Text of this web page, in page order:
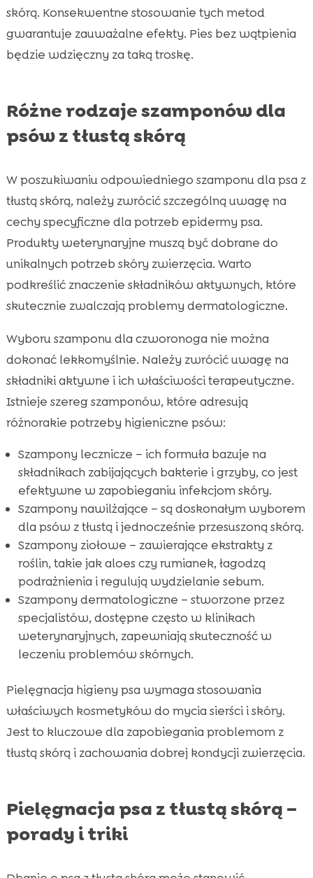
skórą. Konsekwentne stosowanie tych metod
gwarantuje zauważalne efekty. Pies bez wątpienia
będzie wdzięczny za taką troskę.
Różne rodzaje szamponów dla
psów z tłustą skórą
W poszukiwaniu odpowiedniego szamponu dla psa z
tłustą skórą, należy zwrócić szczególną uwagę na
cechy specyficzne dla potrzeb epidermy psa.
Produkty weterynaryjne muszą być dobrane do
unikalnych potrzeb skóry zwierzęcia. Warto
podkreślić znaczenie składników aktywnych, które
skutecznie zwalczają problemy dermatologiczne.
Wyboru szamponu dla czworonoga nie można
dokonać lekkomyślnie. Należy zwrócić uwagę na
składniki aktywne i ich właściwości terapeutyczne.
Istnieje szereg szamponów, które adresują
różnorakie potrzeby higieniczne psów:
Szampony lecznicze – ich formuła bazuje na
składnikach zabijających bakterie i grzyby, co jest
efektywne w zapobieganiu infekcjom skóry.
Szampony nawilżające – są doskonałym wyborem
dla psów z tłustą i jednocześnie przesuszoną skórą.
Szampony ziołowe – zawierające ekstrakty z
roślin, takie jak aloes czy rumianek, łagodzą
podrażnienia i regulują wydzielanie sebum.
Szampony dermatologiczne – stworzone przez
specjalistów, dostępne często w klinikach
weterynaryjnych, zapewniają skuteczność w
leczeniu problemów skórnych.
Pielęgnacja higieny psa wymaga stosowania
właściwych kosmetyków do mycia sierści i skóry.
Jest to kluczowe dla zapobiegania problemom z
tłustą skórą i zachowania dobrej kondycji zwierzęcia.
Pielęgnacja psa z tłustą skórą –
porady i triki